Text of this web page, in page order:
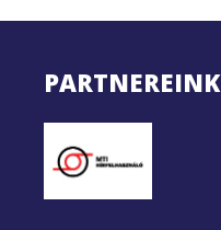
PARTNEREINK